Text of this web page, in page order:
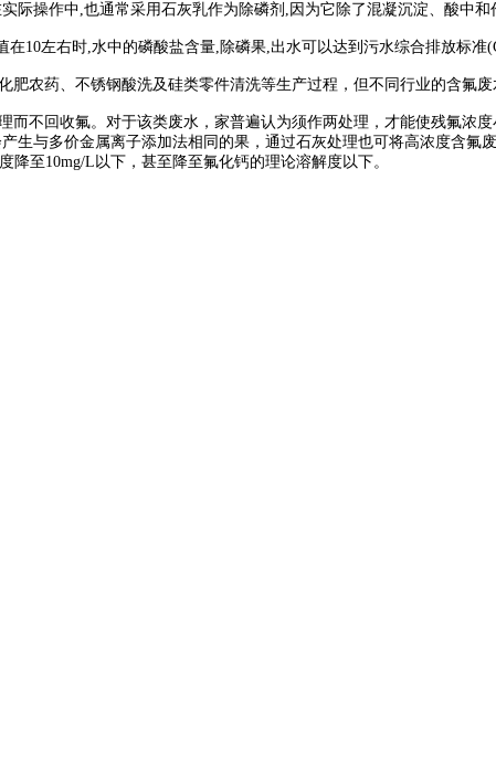
际操作中,也通常采用石灰乳作为除磷剂 , 因为它除了混凝沉淀、酸中和
在10左右时,水中的磷酸盐含量, 除磷果,出水可以达到污水综合排放标准
农药、不锈钢酸洗及硅类零件清洗等生产过程，但不同行业的含氟废
不回收氟。对于该类废水，家普遍认为须作两处理，才能使残氟浓度
生与多价金属离子添加法相同的果，通过石灰处理也可将高浓度含氟
降至 10mg/L以下，甚至降至氟化钙的理论溶解度以下。